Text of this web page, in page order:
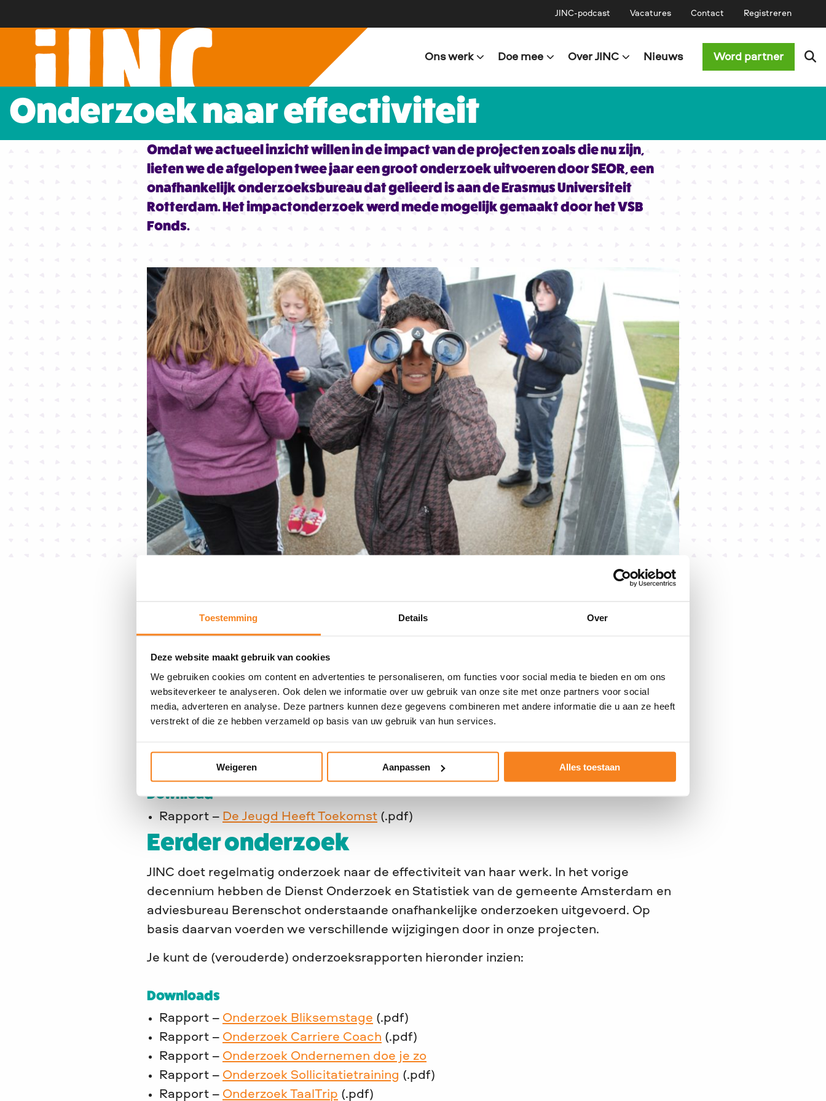
Toestemming Details Over
Deze website maakt gebruik van cookies
We gebruiken cookies om content en advertenties te personaliseren, om functies voor social media te bieden en om ons
websiteverkeer te analyseren. Ook delen we informatie over uw gebruik van onze site met onze partners voor social
media, adverteren en analyse. Deze partners kunnen deze gegevens combineren met andere informatie die u aan ze heeft
verstrekt of die ze hebben verzameld op basis van uw gebruik van hun services.
Weigeren Aanpassen Alles toestaan
JINC-podcast Vacatures Contact Registreren
Ons werk Doe mee Over JINC Nieuws Word partner
Onderzoek naar effectiviteit
Omdat we actueel inzicht willen in de impact van de projecten zoals die nu zijn,
lieten we de afgelopen twee jaar een groot onderzoek uitvoeren door SEOR, een
onafhankelijk onderzoeksbureau dat gelieerd is aan de Erasmus Universiteit
Rotterdam. Het impactonderzoek werd mede mogelijk gemaakt door het VSB
Fonds.
Uit het op 8 november 2022 gepresenteerde impactonderzoek ‘De jeugd heeft
Het onderzoeksrapport, ‘De jeugd heeft toekomst’, valideert de meerwaarde van JINC’s
interventies zoals Bliksemstages, Sollicitatietraining en Carrière Coach.
Fabian Dekker, arbeidssocioloog en hoofdonderzoeker SEOR: “We zien dat deze
projecten bijdragen aan de persoonlijke veerkracht van jongeren. Hun leefwereld wordt
vergroot, hun zelfvertrouwen en zelfbeeld verbeteren en persoonlijke vaardigheden
succes op de arbeidsmarkt.”
Download
Rapport – De Jeugd Heeft Toekomst (.pdf)
Eerder onderzoek
JINC doet regelmatig onderzoek naar de effectiviteit van haar werk. In het vorige
decennium hebben de Dienst Onderzoek en Statistiek van de gemeente Amsterdam en
adviesbureau Berenschot onderstaande onafhankelijke onderzoeken uitgevoerd. Op
basis daarvan voerden we verschillende wijzigingen door in onze projecten.
Je kunt de (verouderde) onderzoeksrapporten hieronder inzien:
Downloads
Rapport – Onderzoek Bliksemstage (.pdf)
Rapport – Onderzoek Carriere Coach (.pdf)
Rapport – Onderzoek Ondernemen doe je zo
Rapport – Onderzoek Sollicitatietraining (.pdf)
Rapport – Onderzoek TaalTrip (.pdf)